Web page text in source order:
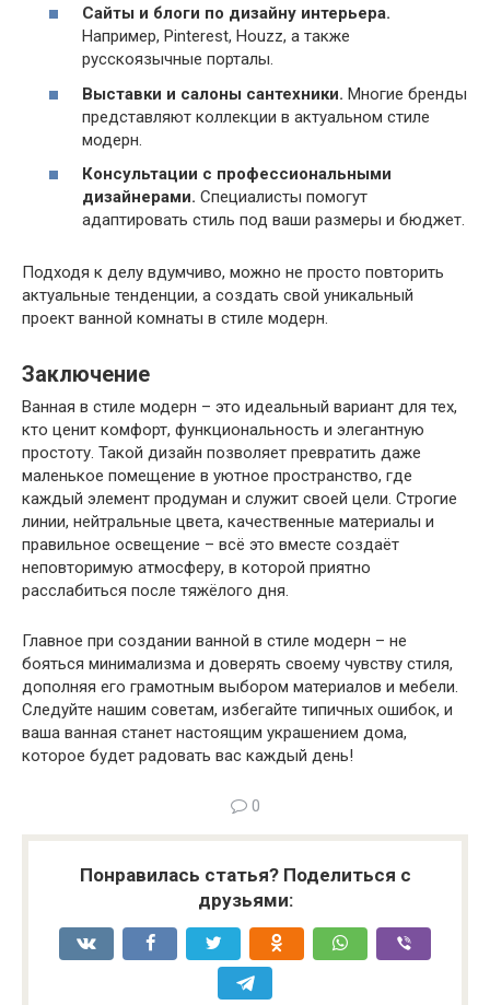
Сайты и блоги по дизайну интерьера.
Например, Pinterest, Houzz, а также
русскоязычные порталы.
Выставки и салоны сантехники. Многие бренды
представляют коллекции в актуальном стиле
модерн.
Консультации с профессиональными
дизайнерами. Специалисты помогут
адаптировать стиль под ваши размеры и бюджет.
Подходя к делу вдумчиво, можно не просто повторить
актуальные тенденции, а создать свой уникальный
проект ванной комнаты в стиле модерн.
Заключение
Ванная в стиле модерн – это идеальный вариант для тех,
кто ценит комфорт, функциональность и элегантную
простоту. Такой дизайн позволяет превратить даже
маленькое помещение в уютное пространство, где
каждый элемент продуман и служит своей цели. Строгие
линии, нейтральные цвета, качественные материалы и
правильное освещение – всё это вместе создаёт
неповторимую атмосферу, в которой приятно
расслабиться после тяжёлого дня.
Главное при создании ванной в стиле модерн – не
бояться минимализма и доверять своему чувству стиля,
дополняя его грамотным выбором материалов и мебели.
Следуйте нашим советам, избегайте типичных ошибок, и
ваша ванная станет настоящим украшением дома,
которое будет радовать вас каждый день!
0
Понравилась статья? Поделиться с
друзьями: